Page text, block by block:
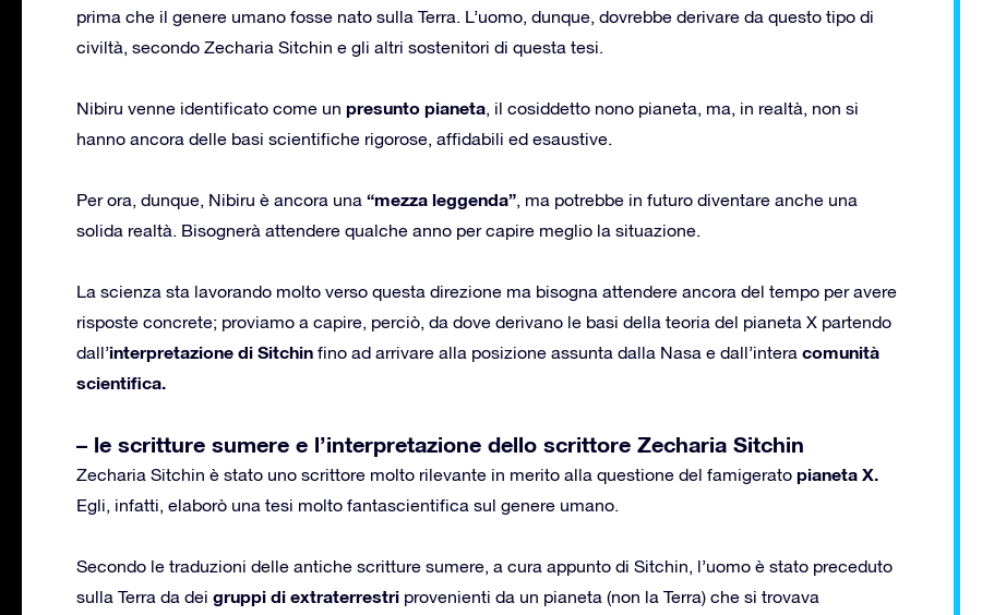
prima che il genere umano fosse nato sulla Terra. L’uomo, dunque, dovrebbe derivare da questo tipo di
civiltà, secondo Zecharia Sitchin e gli altri sostenitori di questa tesi.
Nibiru venne identificato come un presunto pianeta, il cosiddetto nono pianeta, ma, in realtà, non si
hanno ancora delle basi scientifiche rigorose, affidabili ed esaustive.
Per ora, dunque, Nibiru è ancora una “mezza leggenda”, ma potrebbe in futuro diventare anche una
solida realtà. Bisognerà attendere qualche anno per capire meglio la situazione.
La scienza sta lavorando molto verso questa direzione ma bisogna attendere ancora del tempo per avere
risposte concrete; proviamo a capire, perciò, da dove derivano le basi della teoria del pianeta X partendo
dall’interpretazione di Sitchin fino ad arrivare alla posizione assunta dalla Nasa e dall’intera comunità
scientifica.
– le scritture sumere e l’interpretazione dello scrittore Zecharia Sitchin
Zecharia Sitchin è stato uno scrittore molto rilevante in merito alla questione del famigerato pianeta X.
Egli, infatti, elaborò una tesi molto fantascientifica sul genere umano.
Secondo le traduzioni delle antiche scritture sumere, a cura appunto di Sitchin, l’uomo è stato preceduto
sulla Terra da dei gruppi di extraterrestri provenienti da un pianeta (non la Terra) che si trovava